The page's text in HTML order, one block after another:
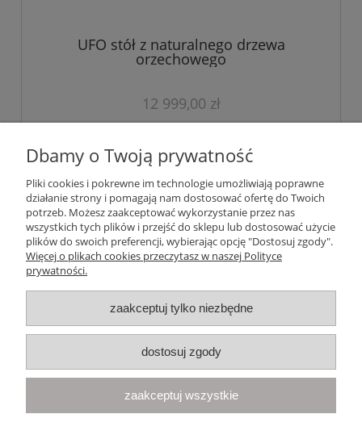
UFO stół z naturalnego drzewa
orzechowego
12 999,00 zł
Pomoc
Moje konto
Płatności i dostawa
Informacje
O nas
Your Space| Olimpijska 8, 86-010 Samociążek, woj. kujawsko-
Dbamy o Twoją prywatność
Pliki cookies i pokrewne im technologie umożliwiają poprawne
działanie strony i pomagają nam dostosować ofertę do Twoich
potrzeb. Możesz zaakceptować wykorzystanie przez nas
wszystkich tych plików i przejść do sklepu lub dostosować użycie
plików do swoich preferencji, wybierając opcję "Dostosuj zgody".
Więcej o plikach cookies przeczytasz w naszej Polityce
prywatności.
zaakceptuj tylko niezbędne
dostosuj zgody
zaakceptuj wszystkie